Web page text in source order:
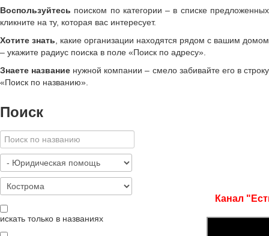
Воспользуйтесь поиском по категории – в списке предложенных
кликните на ту, которая вас интересует.
Хотите знать , какие организации находятся рядом с вашим домом
– укажите радиус поиска в поле «Поиск по адресу».
Знаете название нужной компании – смело забивайте его в строку
«Поиск по названию»
Поиск
искать только в названиях
Канал